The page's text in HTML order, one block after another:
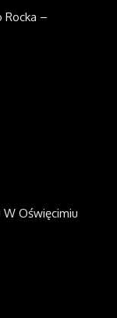
Rocka –
W Oświęcimiu